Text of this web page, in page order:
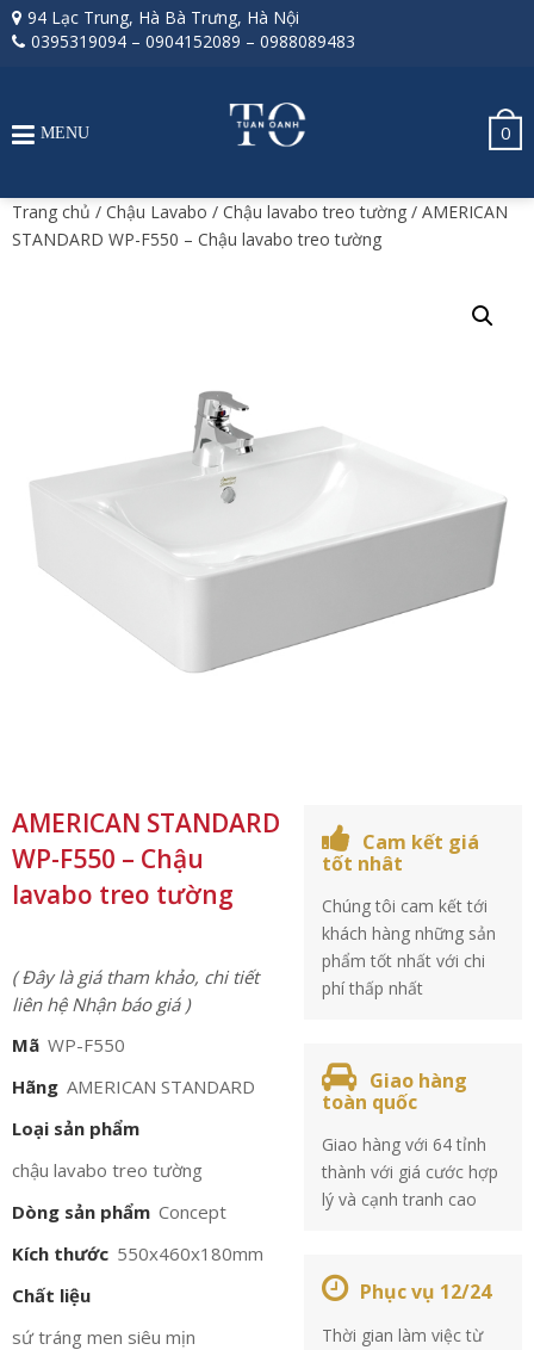
94 Lạc Trung, Hà Bà Trưng, Hà Nội
0395319094 – 0904152089 – 0988089483
0
MENU
Trang chủ / Chậu Lavabo / Chậu lavabo treo tường / AMERICAN
STANDARD WP-F550 – Chậu lavabo treo tường
AMERICAN STANDARD
WP-F550 – Chậu
lavabo treo tường
( Đây là giá tham khảo, chi tiết
liên hệ Nhận báo giá )
Mã WP-F550
Hãng AMERICAN STANDARD
Loại sản phẩm
chậu lavabo treo tường
Dòng sản phẩm Concept
Kích thước 550x460x180mm
Chất liệu
sứ tráng men siêu mịn
Cam kết giá
tốt nhât
Chúng tôi cam kết tới
khách hàng những sản
phẩm tốt nhất với chi
phí thấp nhất
Giao hàng
toàn quốc
Giao hàng với 64 tỉnh
thành với giá cước hợp
lý và cạnh tranh cao
Phục vụ 12/24
Thời gian làm việc từ